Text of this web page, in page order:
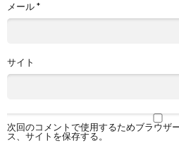
メール*
サイト
次回のコメントで使用するためブラウザ
ス、サイトを保存する。